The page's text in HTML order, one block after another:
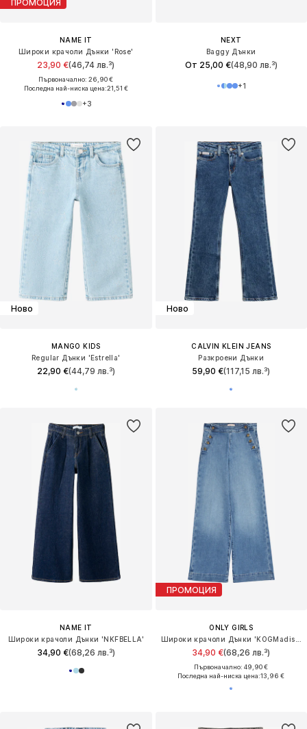
ПРОМОЦИЯ
NAME IT
Широки крачоли Дънки 'Rose'
23,90 €(46,74 лв.³)
Първоначално: 26,90 €
Последна най-ниска цена:21,51 €
+3
NEXT
Baggy Дънки
От 25,00 €(48,90 лв.³)
+1
Ново
MANGO KIDS
Regular Дънки 'Estrella'
22,90 €(44,79 лв.³)
Ново
CALVIN KLEIN JEANS
Разкроени Дънки
59,90 €(117,15 лв.³)
NAME IT
Широки крачоли Дънки 'NKFBELLA'
34,90 €(68,26 лв.³)
ПРОМОЦИЯ
ONLY GIRLS
34,90 €(68,26 лв.³)
Първоначално: 49,90 €
Последна най-ниска цена:13,96 €